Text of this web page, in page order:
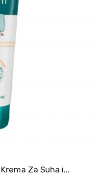
Za Suha i...
Za Suha i Ispucala